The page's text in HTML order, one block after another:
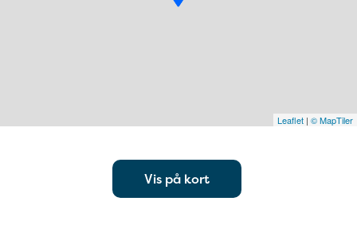
Leaflet | © MapTiler
Vis på kort